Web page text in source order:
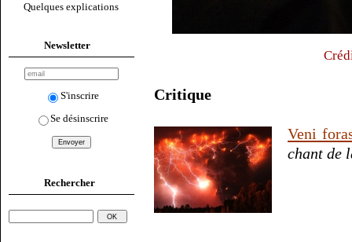
Quelques explications
Newsletter
S'inscrire
Se désinscrire
Rechercher
Critique
Veni
chant de